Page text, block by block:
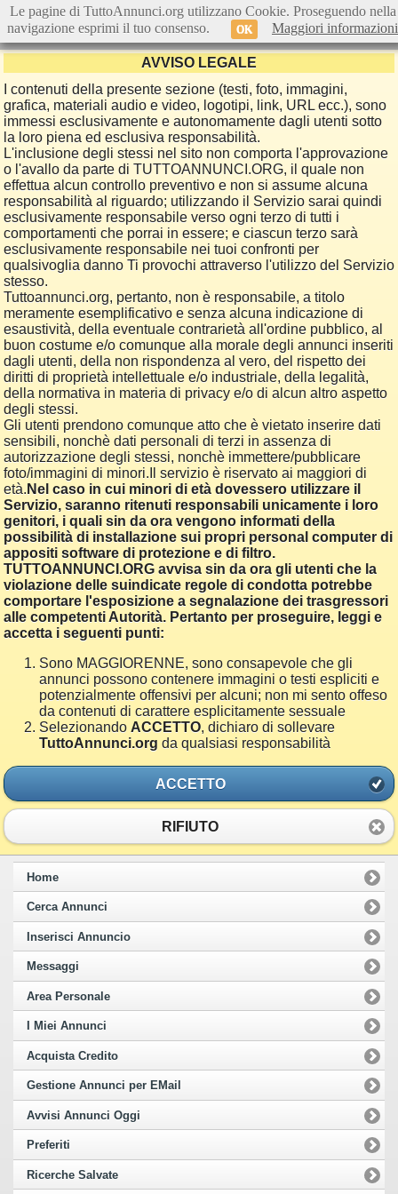
AVVISO LEGALE
I contenuti della presente sezione (testi, foto, immagini,
grafica, materiali audio e video, logotipi, link, URL ecc.), sono
immessi esclusivamente e autonomamente dagli utenti sotto
la loro piena ed esclusiva responsabilità.
L'inclusione degli stessi nel sito non comporta l'approvazione
o l'avallo da parte di TUTTOANNUNCI.ORG, il quale non
effettua alcun controllo preventivo e non si assume alcuna
responsabilità al riguardo; utilizzando il Servizio sarai quindi
esclusivamente responsabile verso ogni terzo di tutti i
comportamenti che porrai in essere; e ciascun terzo sarà
esclusivamente responsabile nei tuoi confronti per
qualsivoglia danno Ti provochi attraverso l'utilizzo del Servizio
stesso.
Tuttoannunci.org, pertanto, non è responsabile, a titolo
meramente esemplificativo e senza alcuna indicazione di
esaustività, della eventuale contrarietà all'ordine pubblico, al
buon costume e/o comunque alla morale degli annunci inseriti
dagli utenti, della non rispondenza al vero, del rispetto dei
diritti di proprietà intellettuale e/o industriale, della legalità,
della normativa in materia di privacy e/o di alcun altro aspetto
degli stessi.
Gli utenti prendono comunque atto che è vietato inserire dati
sensibili, nonchè dati personali di terzi in assenza di
autorizzazione degli stessi, nonchè immettere/pubblicare
foto/immagini di minori.Il servizio è riservato ai maggiori di
età. Nel caso in cui minori di età dovessero utilizzare il
Servizio, saranno ritenuti responsabili unicamente i loro
genitori, i quali sin da ora vengono informati della
possibilità di installazione sui propri personal computer di
appositi software di protezione e di filtro.
TUTTOANNUNCI.ORG avvisa sin da ora gli utenti che la
violazione delle suindicate regole di condotta potrebbe
comportare l'esposizione a segnalazione dei trasgressori
alle competenti Autorità. Pertanto per proseguire, leggi e
accetta i seguenti punti:
Sono MAGGIORENNE, sono consapevole che gli
annunci possono contenere immagini o testi espliciti e
potenzialmente offensivi per alcuni; non mi sento offeso
da contenuti di carattere esplicitamente sessuale
Selezionando ACCETTO, dichiaro di sollevare
TuttoAnnunci.org da qualsiasi responsabilità
ACCETTO
RIFIUTO
Home
Cerca Annunci
Inserisci Annuncio
Messaggi
Area Personale
I Miei Annunci
Acquista Credito
Gestione Annunci per EMail
Avvisi Annunci Oggi
Preferiti
Ricerche Salvate
Le pagine di TuttoAnnunci.org utilizzano Cookie. Proseguendo nella
navigazione esprimi il tuo consenso.
OK Maggiori informazioni